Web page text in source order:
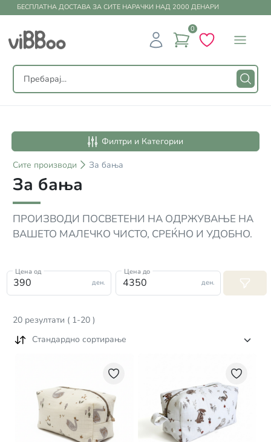
БЕСПЛАТНА ДОСТАВА ЗА СИТЕ НАРАЧКИ НАД 2000 ДЕНАРИ
0
Филтри и Категории
Сите производи За бања
За бања
ПРОИЗВОДИ ПОСВЕТЕНИ НА ОДРЖУВАЊЕ НА
ВАШЕТО МАЛЕЧКО ЧИСТО, СРЕЌНО И УДОБНО.
ден.
Цена од
ден.
Цена до
20 резултати ( 1-20 )
Стандардно сортирање